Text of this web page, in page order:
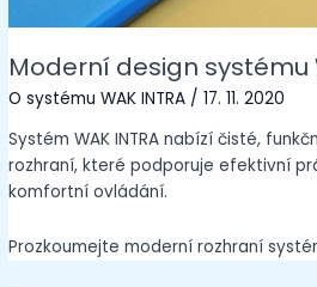
Moderní design systému
O systému WAK INTRA /17. 11. 2020
Systém WAK INTRA nabízí čisté,
rozhraní, které podporuje efektivní
komfortní ovládání.
Prozkoumejte moderní rozhraní